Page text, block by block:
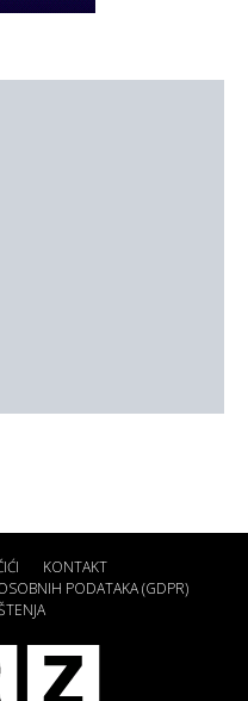
KONTAKT
PODATAKA (GDPR)